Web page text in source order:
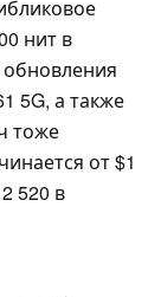
нит в
5G, а также
тоже
от $1
520 в